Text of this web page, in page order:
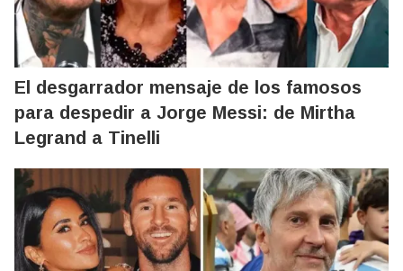
El desgarrador mensaje de los famosos
para despedir a Jorge Messi: de Mirtha
Legrand a Tinelli